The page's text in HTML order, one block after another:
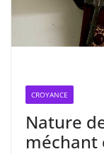
CROYANCE
Nature
méchant